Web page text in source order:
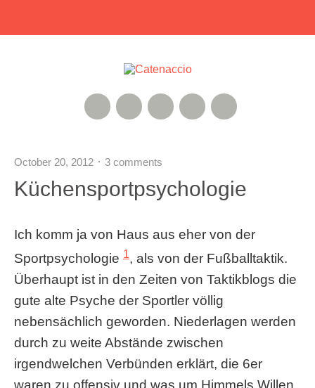
Twitter
Google+
Instagram
Xing
RSS Feed
October 20, 2012 3 comments
Küchensportpsychologie
Ich komm ja von Haus aus eher von der
Sportpsychologie 1, als von der Fußballtaktik.
Überhaupt ist in den Zeiten von Taktikblogs die
gute alte Psyche der Sportler völlig
nebensächlich geworden. Niederlagen werden
durch zu weite Abstände zwischen
irgendwelchen Verbünden erklärt, die 6er